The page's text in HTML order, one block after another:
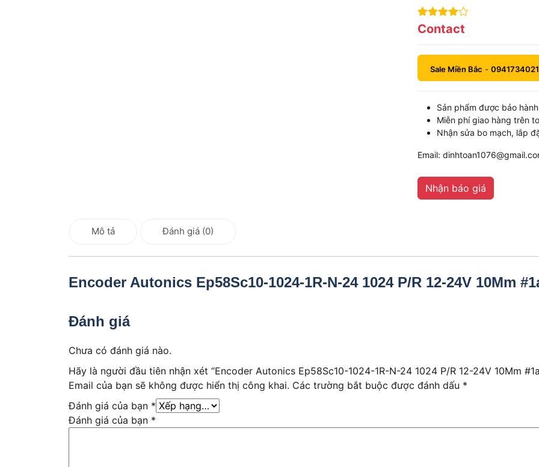
4out of
5
Contact
Sale Miền Bắc - 0941734021
Sản phẩm được bảo
Miễn phí giao hàng trên
Nhận sửa bo mạch, lắp
Email:
Nhận báo giá
Mô tả Đánh giá (0)
Encoder Autonics Ep58Sc10-1024-1R-N-24 1024 P/R 12-24V 10Mm
Đánh giá
Chưa có đánh giá nào.
Hãy là người đầu tiên nhận xét “Encoder Autonics Ep58Sc10-1024-1R-N-24 1024 P/R 12-24V 10Mm
Email của bạn sẽ không được hiển thị công khai. Các trường bắt buộc được đánh dấu *
Đánh giá của bạn *
Đánh giá của bạn *